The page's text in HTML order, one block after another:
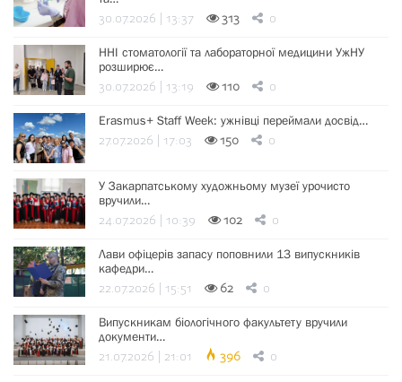
30.07.2026 | 13:37 313 0
ННІ стоматології та лабораторної медицини УжНУ
розширює…
30.07.2026 | 13:19 110 0
Erasmus+ Staff Week: ужнівці переймали досвід…
27.07.2026 | 17:03 150 0
У Закарпатському художньому музеї урочисто
вручили…
24.07.2026 | 10:39 102 0
Лави офіцерів запасу поповнили 13 випускників
кафедри…
22.07.2026 | 15:51 62 0
Випускникам біологічного факультету вручили
документи…
21.07.2026 | 21:01 396 0